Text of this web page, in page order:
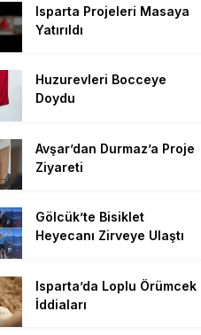
Isparta Projeleri Masaya
Yatırıldı
Huzurevleri Bocceye
Doydu
Avşar’dan Durmaz’a Proje
Ziyareti
Gölcük’te Bisiklet
Heyecanı Zirveye Ulaştı
Isparta’da Loplu Örümcek
İddiaları